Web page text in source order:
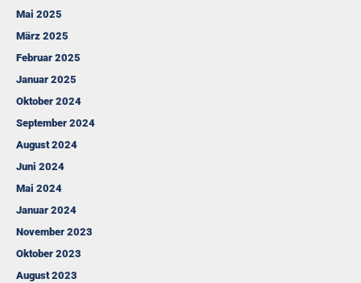
Mai 2025
März 2025
Februar 2025
Januar 2025
Oktober 2024
September 2024
August 2024
Juni 2024
Mai 2024
Januar 2024
November 2023
Oktober 2023
August 2023